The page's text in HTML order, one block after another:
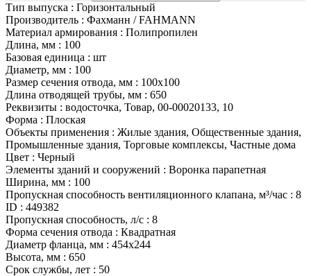
Тип выпуска : Горизонтальный
Производитель : Фахманн / FAHMANN
Материал армирования : Полипропилен
Длина, мм : 100
Базовая единица : шт
Диаметр, мм : 100
Размер сечения отвода, мм : 100x100
Длина отводящей трубы, мм : 650
Реквизиты : водосточка, Товар, 00-00020133, 10
Форма : Плоская
Объекты применения : Жилые здания, Общественные здания,
Промышленные здания, Торговые комплексы, Частные дома
Цвет : Черный
Элементы зданий и сооружений : Воронка парапетная
Ширина, мм : 100
Пропускная способность вентиляционного клапана, м³/час : 8
ID : 449382
Пропускная способность, л/с : 8
Форма сечения отвода : Квадратная
Диаметр фланца, мм : 454x244
Высота, мм : 650
Срок службы, лет : 50